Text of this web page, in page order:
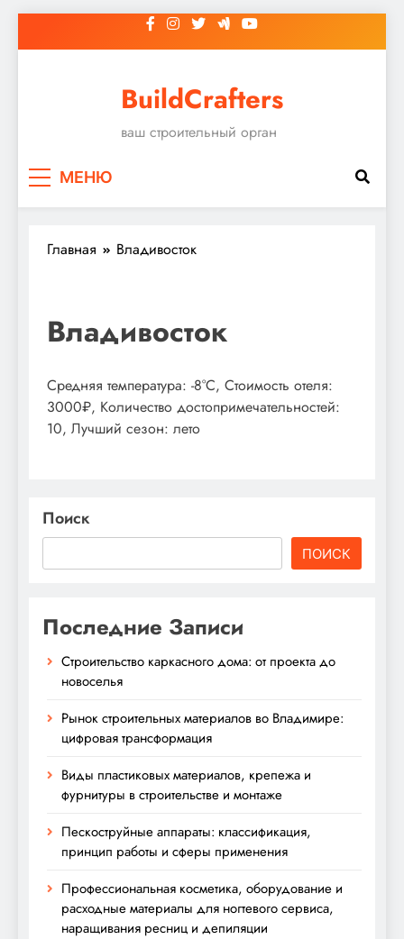
к
BuildCrafters
ваш строительный орган
МЕНЮ
Главная Владивосток
Владивосток
Средняя температура: -8°C, Стоимость отеля:
3000₽, Количество достопримечательностей:
10, Лучший сезон: лето
Поиск
ПОИСК
Последние Записи
Строительство каркасного дома: от проекта до
новоселья
Рынок строительных материалов во Владимире:
цифровая трансформация
Виды пластиковых материалов, крепежа и
фурнитуры в строительстве и монтаже
Пескоструйные аппараты: классификация,
принцип работы и сферы применения
Профессиональная косметика, оборудование и
расходные материалы для ногтевого сервиса,
наращивания ресниц и депиляции